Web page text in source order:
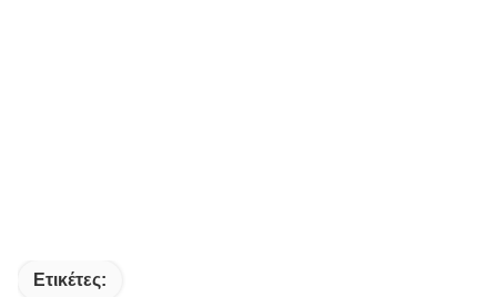
Ετικέτες: